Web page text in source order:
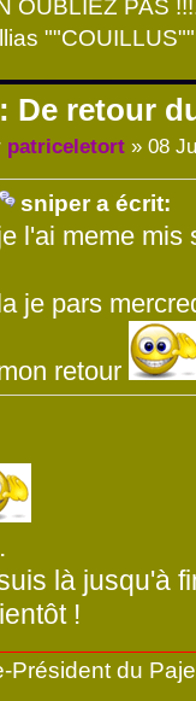
OUBLIEZ PAS
De retour
patriceletort» 08
sniper a écrit:
l'ai meme mis
la je pars
retour
là jusqu'à
!
Président du